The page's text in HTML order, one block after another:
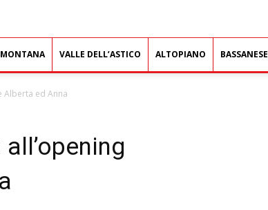
VALLE DELL’ASTICO ALTOPIANO BASSANESE
Alberta ed Anna